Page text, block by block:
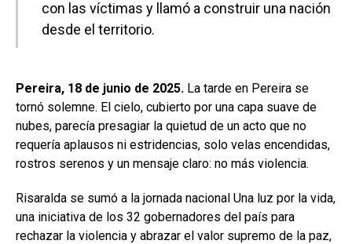
con las víctimas y llamó a construir una nación
desde el territorio.
Pereira, 18 de junio de 2025. La tarde en Pereira se
tornó solemne. El cielo, cubierto por una capa suave de
nubes, parecía presagiar la quietud de un acto que no
requería aplausos ni estridencias, solo velas encendidas,
rostros serenos y un mensaje claro: no más violencia.
Risaralda se sumó a la jornada nacional Una luz por la vida,
una iniciativa de los 32 gobernadores del país para
rechazar la violencia y abrazar el valor supremo de la paz,